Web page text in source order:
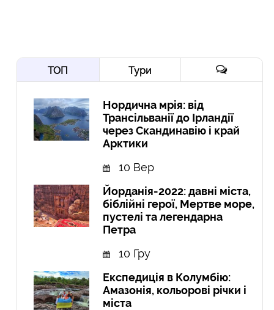
ТОП Тури
Нордична мрія: від
Трансільванії до Ірландії
через Скандинавію і край
Арктики
10 Вер
Йорданія-2022: давні міста,
біблійні герої, Мертве море,
пустелі та легендарна
Петра
10 Гру
Експедиція в Колумбію:
Амазонія, кольорові річки і
міста